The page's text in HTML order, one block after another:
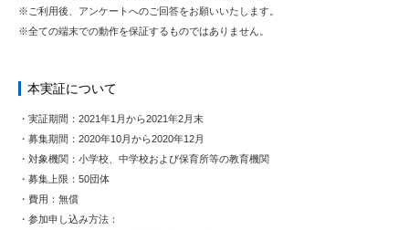
※ご利用後、アンケートへのご回答をお願いいたします。
※全ての端末での動作を保証するものではありません。
本実証について
・実証期間：2021年1月から2021年2月末
・募集期間：2020年10月から2020年12月
・対象機関：小学校、中学校および保育所等の教育機関
・募集上限：50団体
・費用：無償
・参加申し込み方法：